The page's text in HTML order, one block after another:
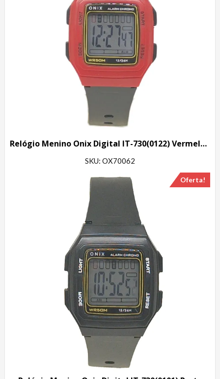
Relógio Menino Onix Digital IT-730(0122) Vermelho e Preto
SKU: OX70062
Oferta!